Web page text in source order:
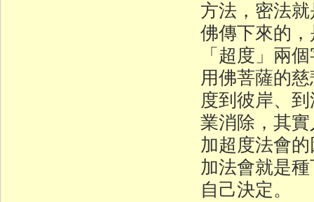
方法，密法
佛傳下來的
「超度」兩
用佛菩薩的
度到彼岸、
業消除，其
加超度法會
加法會就是
自己決定。